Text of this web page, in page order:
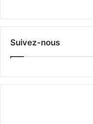
Suivez-nous